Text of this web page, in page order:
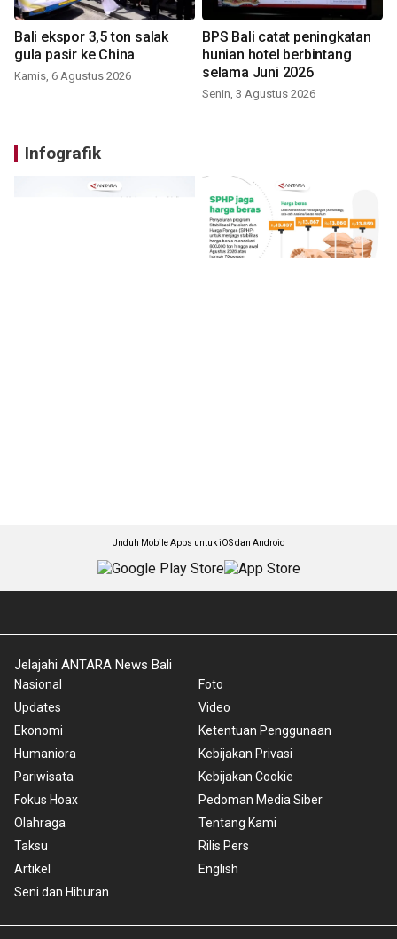
Bali ekspor 3,5 ton salak
gula pasir ke China
Kamis, 6 Agustus 2026
BPS Bali catat peningkatan
hunian hotel berbintang
selama Juni 2026
Senin, 3 Agustus 2026
Infografik
Unduh Mobile Apps untuk iOS dan Android
Jelajahi ANTARA News Bali
Nasional
Updates
Ekonomi
Humaniora
Pariwisata
Fokus Hoax
Olahraga
Taksu
Artikel
Seni dan Hiburan
Foto
Video
Ketentuan Penggunaan
Kebijakan Privasi
Kebijakan Cookie
Pedoman Media Siber
Tentang Kami
Rilis Pers
English